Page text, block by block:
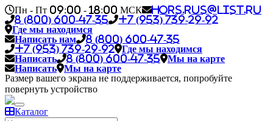
Пн - Пт 09:00 - 18:00 МСК
hors.rus@list.ru
8 (800) 600-47-35
+7 (953) 739-29-92
Где мы находимся
Написать нам
8 (800) 600-47-35
+7 (953) 739-29-92
Где мы находимся
Написать
8 (800) 600-47-35
Мы на карте
Написать
Мы на карте
Размер вашего экрана не поддерживается, попробуйте
повернуть устройство
Каталог